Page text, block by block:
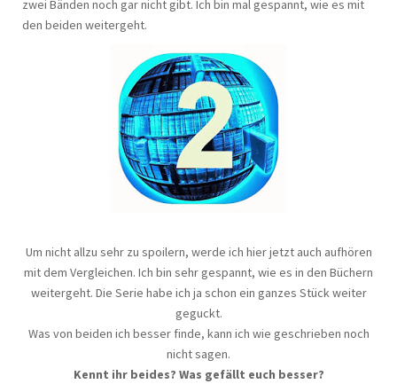
zwei Bänden noch gar nicht gibt. Ich bin mal gespannt, wie es mit
den beiden weitergeht.
Um nicht allzu sehr zu spoilern, werde ich hier jetzt auch aufhören
mit dem Vergleichen. Ich bin sehr gespannt, wie es in den Büchern
weitergeht. Die Serie habe ich ja schon ein ganzes Stück weiter
geguckt.
Was von beiden ich besser finde, kann ich wie geschrieben noch
nicht sagen.
Kennt ihr beides? Was gefällt euch besser?